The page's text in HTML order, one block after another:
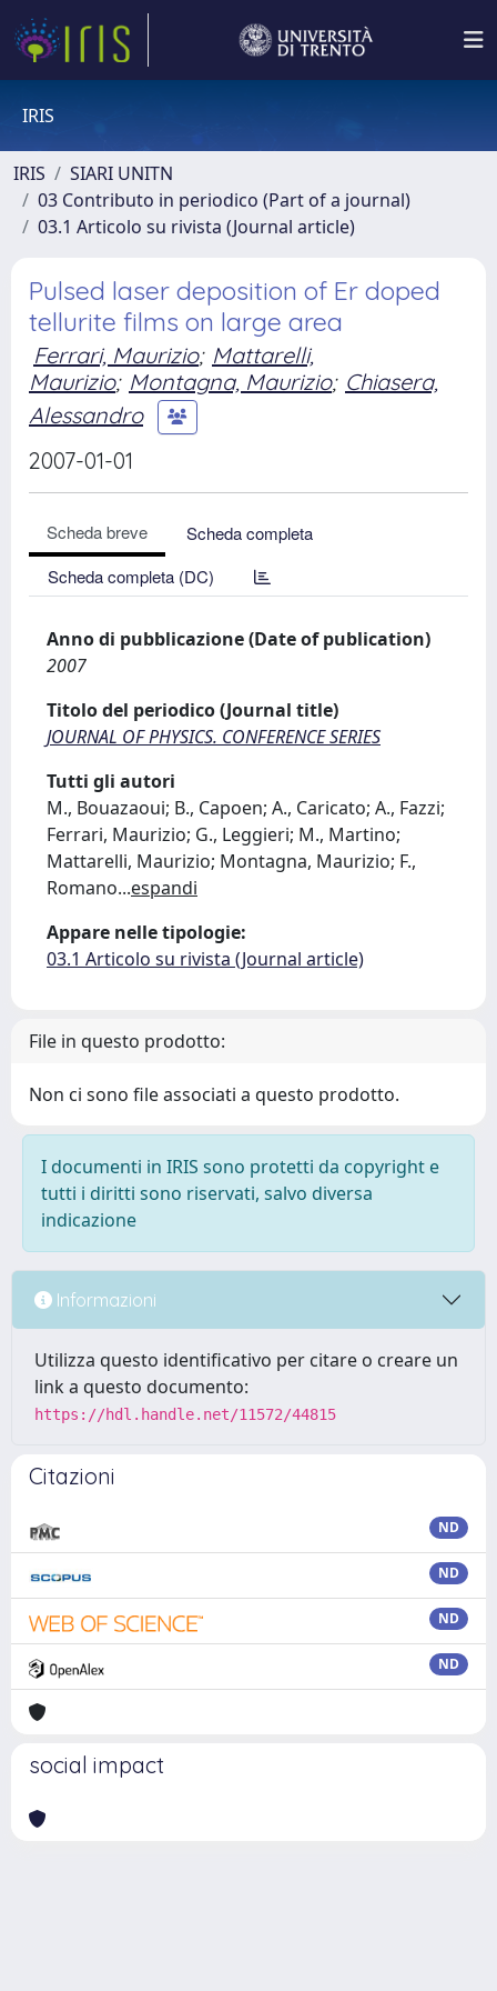
IRIS
IRIS
SIARI UNITN
03 Contributo in periodico (Part of a journal)
03.1 Articolo su rivista (Journal article)
Pulsed laser deposition of Er doped
tellurite films on large area
Ferrari, Maurizio; Mattarelli,
Maurizio; Montagna, Maurizio; Chiasera,
Alessandro
2007-01-01
Scheda breve
Scheda completa
Scheda completa (DC)
Anno di pubblicazione (Date of publication)
2007
Titolo del periodico (Journal title)
JOURNAL OF PHYSICS. CONFERENCE SERIES
Tutti gli autori
M., Bouazaoui; B., Capoen; A., Caricato; A., Fazzi;
Ferrari, Maurizio; G., Leggieri; M., Martino;
Mattarelli, Maurizio; Montagna, Maurizio; F.,
Romano...espandi
Appare nelle tipologie:
03.1 Articolo su rivista (Journal article)
File in questo prodotto:
Non ci sono file associati a questo prodotto.
I documenti in IRIS sono protetti da copyright e
tutti i diritti sono riservati, salvo diversa
indicazione
Informazioni
Utilizza questo identificativo per citare o creare un
link a questo documento:
https://hdl.handle.net/11572/44815
Citazioni
ND
ND
ND
ND
social impact